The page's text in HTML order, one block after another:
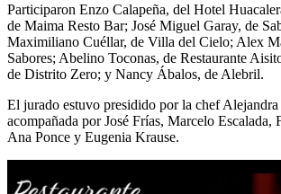
Participaron Enzo Calapeña, del Hotel
de Maima Resto Bar; José Miguel Garay, de
Maximiliano Cuéllar, de Villa del Cielo; Alex
Sabores; Abelino Toconas, de Restaurante
de Distrito Zero; y Nancy Ábalos, de Alebril.
El jurado estuvo presidido por la chef Alejandra
acompañada por José Frías, Marcelo Escalada,
Ana Ponce y Eugenia Krause.